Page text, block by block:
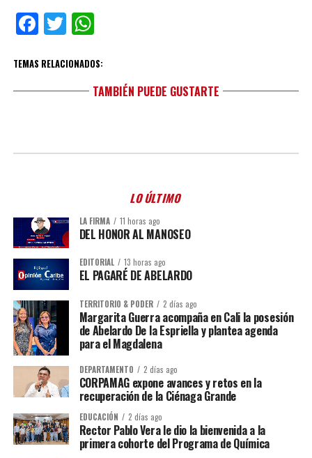
Facebook
TwitterWhatsApp
TEMAS RELACIONADOS:
TAMBIÉN PUEDE GUSTARTE
LO ÚLTIMO
LA FIRMA 11 horas ago
DEL HONOR AL MANOSEO
EDITORIAL 13 horas ago
EL PAGARÉ DE ABELARDO
TERRITORIO & PODER 2 días ago
Margarita Guerra acompaña en Cali la posesión
de Abelardo De la Espriella y plantea agenda
para el Magdalena
DEPARTAMENTO 2 días ago
CORPAMAG expone avances y retos en la
recuperación de la Ciénaga Grande
EDUCACIÓN 2 días ago
Rector Pablo Vera le dio la bienvenida a la
primera cohorte del Programa de Química